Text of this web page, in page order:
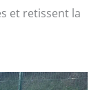
et retissent la